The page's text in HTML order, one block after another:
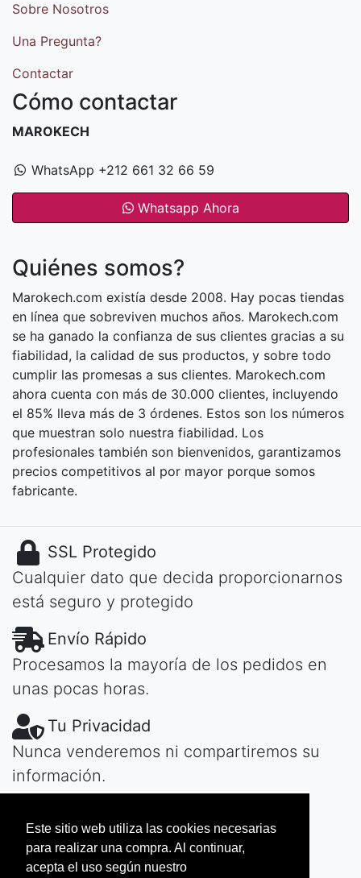
Este sitio web utiliza las cookies necesarias
para realizar una compra. Al continuar,
acepta el uso según nuestro
Sobre Nosotros
Una Pregunta?
Contactar
Cómo contactar
MAROKECH
WhatsApp +212 661 32 66 59
Whatsapp Ahora
Quiénes somos?
Marokech.com existía desde 2008. Hay pocas tiendas
en línea que sobreviven muchos años. Marokech.com
se ha ganado la confianza de sus clientes gracias a su
fiabilidad, la calidad de sus productos, y sobre todo
cumplir las promesas a sus clientes. Marokech.com
ahora cuenta con más de 30.000 clientes, incluyendo
el 85% lleva más de 3 órdenes. Estos son los números
que muestran solo nuestra fiabilidad. Los
profesionales también son bienvenidos, garantizamos
precios competitivos al por mayor porque somos
fabricante.
SSL Protegido
Cualquier dato que decida proporcionarnos
está seguro y protegido
Envío Rápido
Procesamos la mayoría de los pedidos en
unas pocas horas.
Tu Privacidad
Nunca venderemos ni compartiremos su
información.
Contactarde día o de noche, te
responderemos rápidamente...